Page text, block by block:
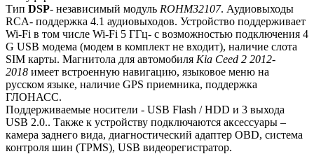
Тип DSP- независимый модуль ROHM32107. Аудиовыходы
RCA- поддержка 4.1 аудиовыходов. Устройство поддерживает
Wi-Fi в том числе Wi-Fi 5 ГГц- с возможностью подключения 4
G USB модема (модем в комплект не входит), наличие слота
SIM карты. Магнитола для автомобиля Kia Ceed 2 2012-
2018 имеет встроенную навигацию, языковое меню на
русском языке, наличие GPS приемника, поддержка
ГЛОНАСС.
Поддерживаемые носители - USB Flash / HDD и 3 выхода
USB 2.0.. Также к устройству подключаются аксессуары –
камера заднего вида, диагностический адаптер OBD, система
контроля шин (TPMS), USB видеорегистратор.